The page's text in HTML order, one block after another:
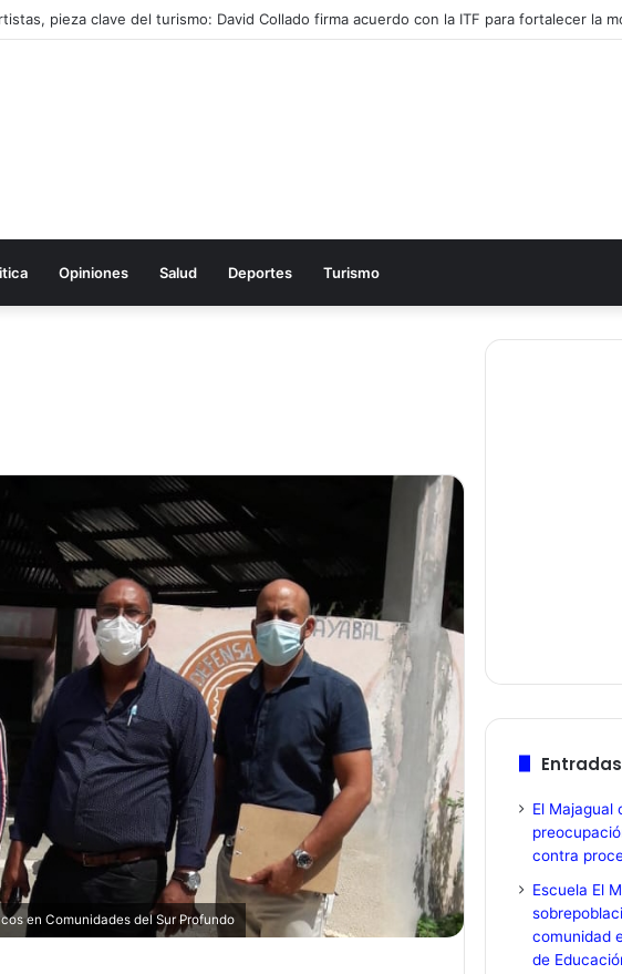
pieza clave del turismo: David Collado firma acuerdo con la ITF para fortalecer la
Opiniones Salud Deportes Turismo
en Comunidades del Sur Profundo
El Majagual
contra
Escuela El
comunidad
de